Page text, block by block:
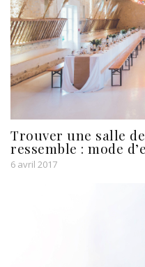
Trouver une salle
ressemble : mode
6 avril 2017